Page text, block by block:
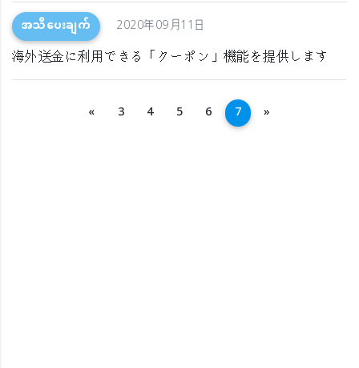
အသိပေးချက် 2020年09月11日
海外送金に利用できる「クーポン」機能を提供します
«အနောက်သို့
3 4 5 6 7 »